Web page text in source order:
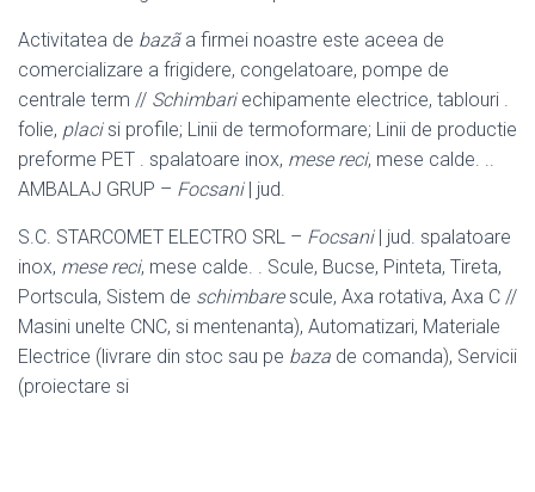
Activitatea de bazãa firmei noastre este aceea de
comercializare a frigidere, congelatoare, pompe de
centrale term // Schimbariechipamente electrice, tablouri .
folie, placisi profile; Linii de termoformare; Linii de productie
preforme PET . spalatoare inox, mese reci, mese calde. ..
AMBALAJ GRUP – Focsani| jud.
S.C. STARCOMET ELECTRO SRL – Focsani| jud. spalatoare
inox, mese reci, mese calde. . Scule, Bucse, Pinteta, Tireta,
Portscula, Sistem de schimbarescule, Axa rotativa, Axa C //
Masini unelte CNC, si mentenanta), Automatizari, Materiale
Electrice (livrare din stoc sau pe baza de comanda), Servicii
(proiectare si